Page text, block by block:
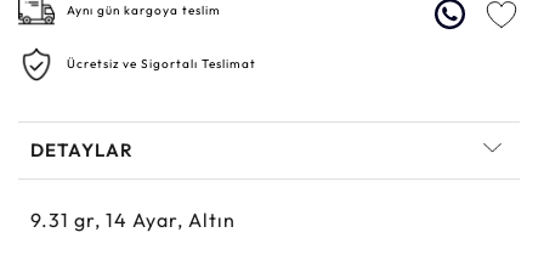
Aynı gün kargoya teslim
Ücretsiz ve Sigortalı Teslimat
DETAYLAR
9.31 gr, 14 Ayar, Altın